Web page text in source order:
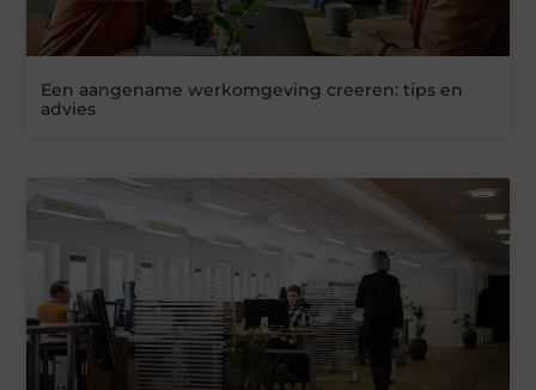
Een aangename werkomgeving creeren: tips en
advies